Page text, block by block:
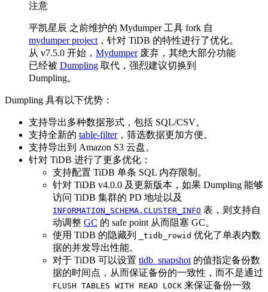
注意
平凯星辰 之前维护的 Mydumper 工具 fork 自
mydumper project，针对 TiDB 的特性进行了优化。
从 v7.5.0 开始， Mydumper废弃，其绝大部分功能
已经被 Dumpling 取代，强烈建议切换到
Dumpling。
Dumpling 具有以下优势：
支持导出多种数据形式，包括 SQL/CSV。
支持全新的 table-filter，筛选数据更加方便。
支持导出到 Amazon S3 云盘。
针对 TiDB 进行了更多优化：
支持配置 TiDB 单条 SQL 内存限制。
针对 TiDB v4.0.0 及更新版本，如果 Dumpling 能够
访问 TiDB 集群的 PD 地址以及
INFORMATION_SCHEMA.CLUSTER_INFO 表，则支持自
动调整 GC 的 safe point 从而阻塞 GC。
使用 TiDB 的隐藏列
_tidb_rowid 优化了单表内数
据的并发导出性能。
对于 TiDB 可以设置 tidb_snapshot的值指定备份数
据的时间点，从而保证备份的一致性，而不是通过
FLUSH TABLES WITH READ LOCK 来保证备份一致